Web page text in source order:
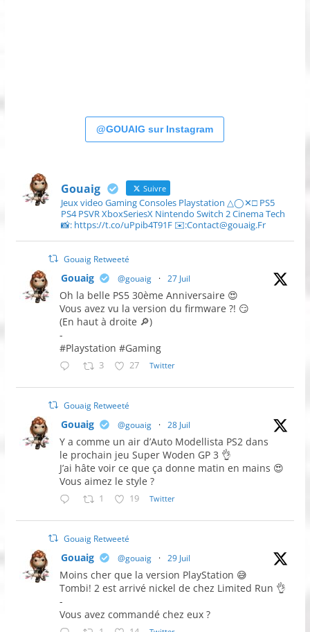
@GOUAIG sur Instagram
Gouaig Suivre
Jeux video Gaming Consoles Playstation △◯✕□ PS5
PS4 PSVR XboxSeriesX Nintendo Switch 2 Cinema Tech
📸: https://t.co/uPpib4T91F ✉️:Contact@gouaig.Fr
Gouaig Retweeté
Gouaig @gouaig · 27 Juil
Oh la belle PS5 30ème Anniversaire 😍
Vous avez vu la version du firmware ?! 😏
(En haut à droite 🔎)
-
#Playstation #Gaming
3 27 Twitter
Gouaig Retweeté
Gouaig @gouaig · 28 Juil
Y a comme un air d’Auto Modellista PS2 dans
le prochain jeu Super Woden GP 3 👌
J’ai hâte voir ce que ça donne matin en mains 😍
Vous aimez le style ?
1 19 Twitter
Gouaig Retweeté
Gouaig @gouaig · 29 Juil
Moins cher que la version PlayStation 😅
Tombi! 2 est arrivé nickel de chez Limited Run 👌
-
Vous avez commandé chez eux ?